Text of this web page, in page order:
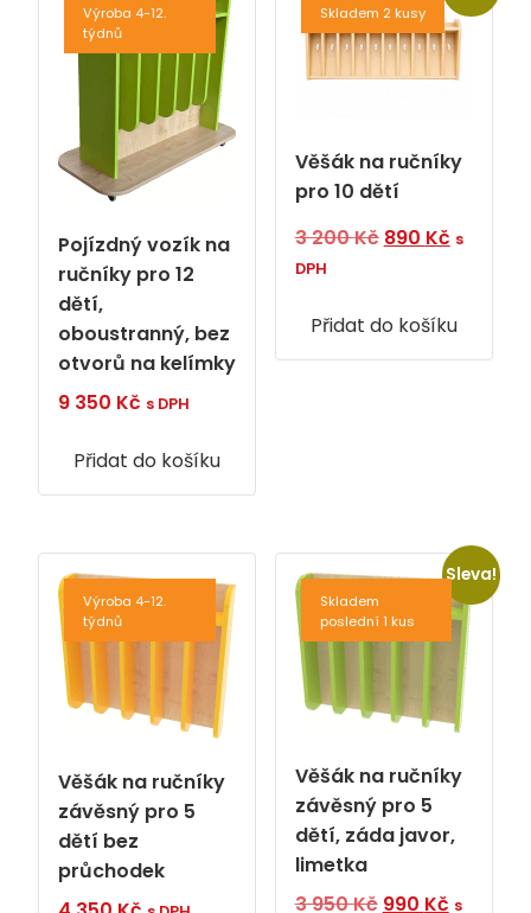
Výroba 4-12.
týdnů
Pojízdný vozík na
ručníky pro 12
dětí,
oboustranný, bez
otvorů na kelímky
9 350 Kč s DPH
Přidat do košíku
Skladem 2 kusy
Věšák na ručníky
pro 10 dětí
3 200Kč Původní
3
200 Kč.
890 KčAktuální
890 Kč.
s
DPH
Přidat do košíku
Výroba 4-12.
týdnů
Věšák na ručníky
závěsný pro 5
dětí bez
průchodek
Sleva!
Skladem
poslední 1 kus
Věšák na ručníky
závěsný pro 5
dětí, záda javor,
limetka
3 950Kč Původní
990 KčAktuální
s